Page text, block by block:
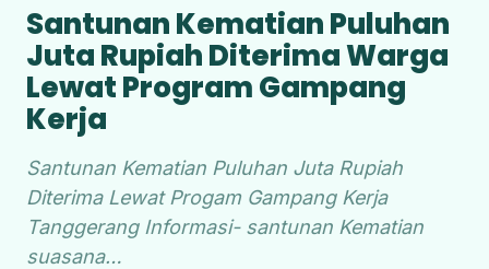
Santunan Kematian Puluhan
Juta Rupiah Diterima Warga
Lewat Program Gampang
Kerja
Santunan Kematian Puluhan Juta Rupiah
Diterima Lewat Progam Gampang Kerja
Tanggerang Informasi- santunan Kematian
suasana…